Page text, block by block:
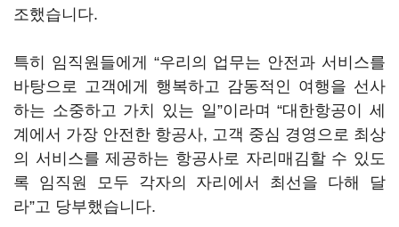
조했습니다.
특히 임직원들에게 “우리의 업무는 안전과 서비스를
바탕으로 고객에게 행복하고 감동적인 여행을 선사
하는 소중하고 가치 있는 일”이라며 “대한항공이 세
계에서 가장 안전한 항공사, 고객 중심 경영으로 최상
의 서비스를 제공하는 항공사로 자리매김할 수 있도
록 임직원 모두 각자의 자리에서 최선을 다해 달
라”고 당부했습니다.